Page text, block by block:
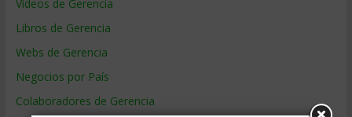
Videos de Gerencia
Libros de Gerencia
Webs de Gerencia
Negocios por País
Colaboradores de Gerencia